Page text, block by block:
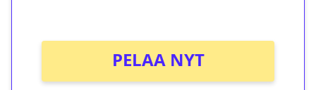
PELAA NYT